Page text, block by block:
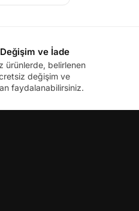
ve İade
ürünlerde, belirlenen
değişim ve
faydalanabilirsiniz.